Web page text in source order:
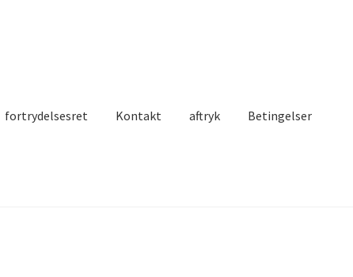
fortrydelsesret Kontakt aftryk Betingelser